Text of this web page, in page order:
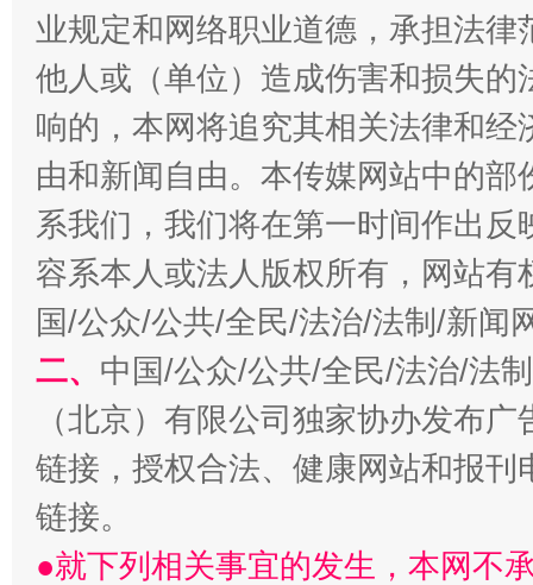
业规定和网络职业道德，承担法
他人或（单位）造成伤害和损失
响的，本网将追究其相关法律和
由和新闻自由。本传媒网站中的
系我们，我们将在第一时间作出
容系本人或法人版权所有，网站
国/公众/公共/全民/法治/法制/新闻
二、 中国/公众/公共/全民/法治/法
（北京）有限公司独家协办发布
链接，授权合法、健康网站和报
链接。
●就下列相关事宜的发生，本网不